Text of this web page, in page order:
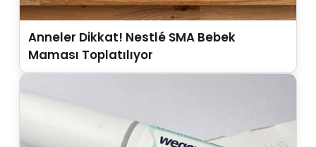
Anneler Dikkat! Nestlé SMA Bebek
Maması Toplatılıyor